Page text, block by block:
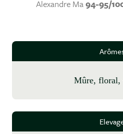
Alexandre Ma94-95/
mûre,